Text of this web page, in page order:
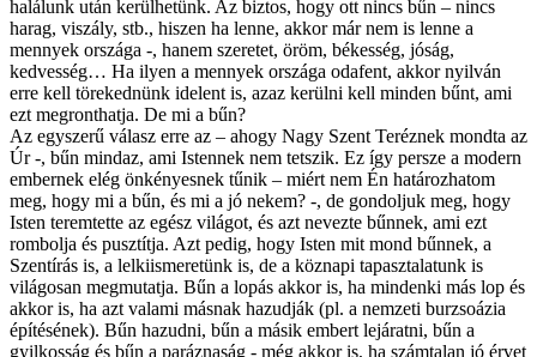
halálunk után kerülhetünk. Az biztos, hogy ott nincs bűn – nincs
harag, viszály, stb., hiszen ha lenne, akkor már nem is lenne a
mennyek országa -, hanem szeretet, öröm, békesség, jóság,
kedvesség… Ha ilyen a mennyek országa odafent, akkor nyilván
erre kell törekednünk idelent is, azaz kerülni kell minden bűnt, ami
ezt megronthatja. De mi a bűn?
Az egyszerű válasz erre az – ahogy Nagy Szent Teréznek mondta az
Úr -, bűn mindaz, ami Istennek nem tetszik. Ez így persze a modern
embernek elég önkényesnek tűnik – miért nem Én határozhatom
meg, hogy mi a bűn, és mi a jó nekem? -, de gondoljuk meg, hogy
Isten teremtette az egész világot, és azt nevezte bűnnek, ami ezt
rombolja és pusztítja. Azt pedig, hogy Isten mit mond bűnnek, a
Szentírás is, a lelkiismeretünk is, de a köznapi tapasztalatunk is
világosan megmutatja. Bűn a lopás akkor is, ha mindenki más lop és
akkor is, ha azt valami másnak hazudják (pl. a nemzeti burzsoázia
építésének). Bűn hazudni, bűn a másik embert lejáratni, bűn a
gyilkosság és bűn a paráznaság - még akkor is, ha számtalan jó érvet